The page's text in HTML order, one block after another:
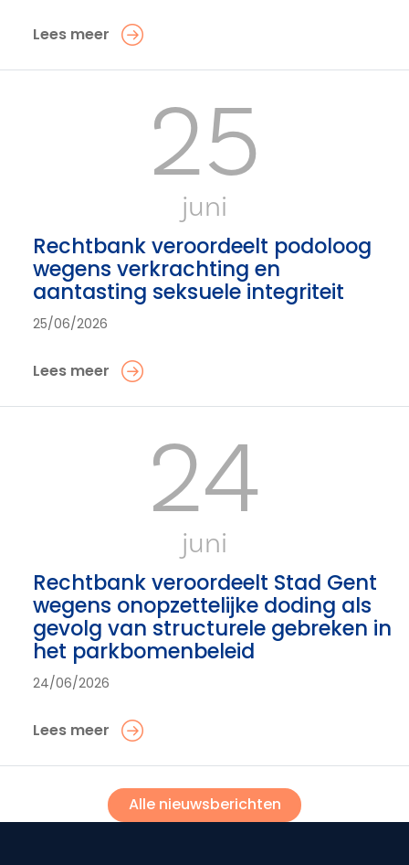
Lees meer
25
juni
Rechtbank veroordeelt podoloog
wegens verkrachting en
aantasting seksuele integriteit
25/06/2026
Lees meer
24
juni
Rechtbank veroordeelt Stad Gent
wegens onopzettelijke doding als
gevolg van structurele gebreken in
het parkbomenbeleid
24/06/2026
Lees meer
Alle nieuwsberichten